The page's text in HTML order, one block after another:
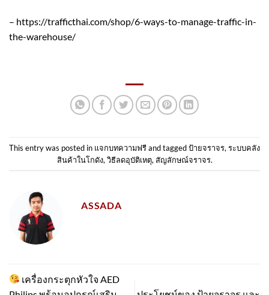
– https://trafficthai.com/shop/6-ways-to-manage-traffic-in-
the-warehouse/
This entry was posted in แจกบทความฟรีand taggedป้ายจราจร, ระบบคลัง
สินค้าในโกดัง, วิธีลดอุบัติเหตุ, สัญลักษณ์จราจร.
ASSADA
เครื่องกระตุกหัวใจ AED